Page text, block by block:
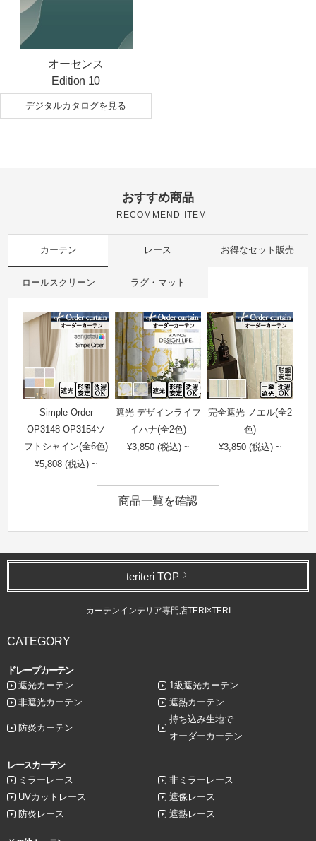
オーセンス
Edition 10
デジタルカタログを見る
おすすめ商品
RECOMMEND ITEM
カーテン レース お得なセット販売
ロールスクリーン ラグ・マット
Simple Order
OP3148-OP3154ソ
フトシャイン(全6色)
¥5,808 (税込) ~
遮光 デザインライフ
イハナ(全2色)
¥3,850 (税込) ~
完全遮光 ノエル(全2
色)
¥3,850 (税込) ~
商品一覧を確認
teriteri TOP
カーテンインテリア専門店TERI×TERI
CATEGORY
ドレープカーテン
遮光カーテン
1級遮光カーテン
非遮光カーテン
遮熱カーテン
防炎カーテン
持ち込み生地で
オーダーカーテン
レースカーテン
ミラーレース
非ミラーレース
UVカットレース
遮像レース
防炎レース
遮熱レース